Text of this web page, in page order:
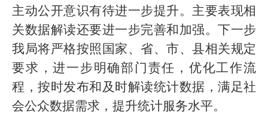
主动公开意识有待进一步提升。主要表现相
关数据解读还要进一步完善和加强。下一步
我局将严格按照国家、省、市、县相关规定
要求，进一步明确部门责任，优化工作流
程，按时发布和及时解读统计数据，满足社
会公众数据需求，提升统计服务水平。